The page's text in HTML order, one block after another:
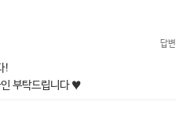
답변
!
부탁드립니다 ♥